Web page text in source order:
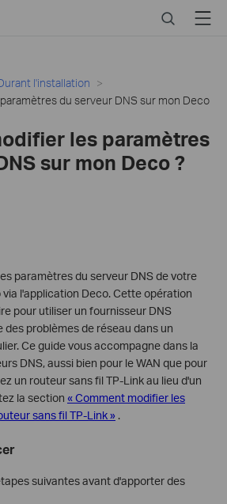
SearchMenu
l'installation
du serveur DNS sur mon Deco
les paramètres
sur mon Deco ?
paramètres du serveur DNS de votre
l'application Deco. Cette opération
pour utiliser un fournisseur DNS
problèmes de réseau dans un
Ce guide vous accompagne dans la
DNS, aussi bien pour le WAN que pour
un routeur sans fil TP-Link au lieu d'un
la section « Comment modifier les
sans fil TP-Link » .
suivantes avant d'apporter des